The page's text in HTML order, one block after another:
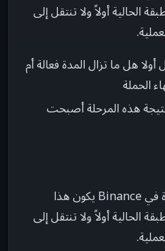
الحالية أولاً ولا تنتقل إلى
هل ما تزال المدة فعالة أم
الحملة
هذه المرحلة أصبحت
في لماذا تغيرت صفحة الدعوة في Binance يكون هذا
الحالية أولاً ولا تنتقل إلى